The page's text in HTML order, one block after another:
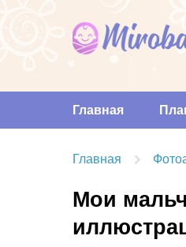
Главная
Главная
Мои